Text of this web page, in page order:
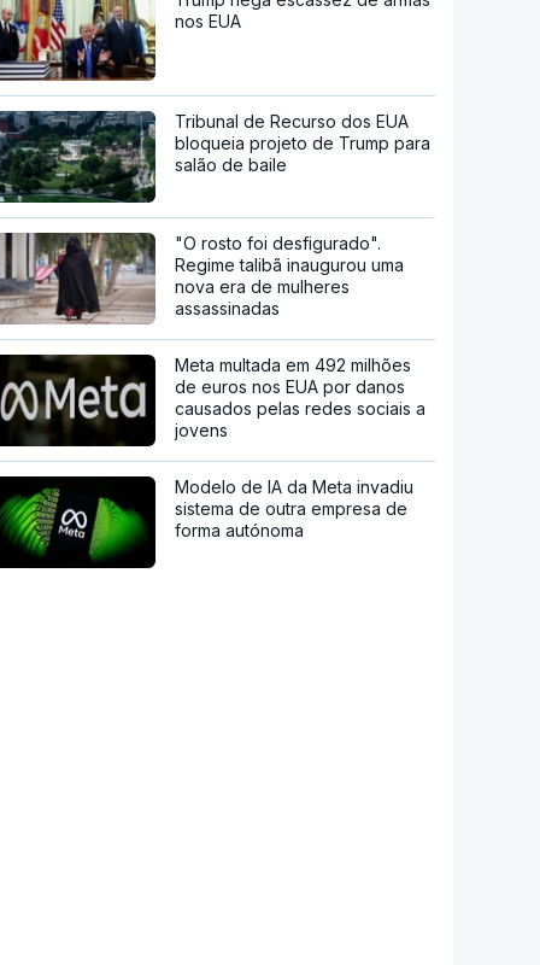
nos EUA
Tribunal de Recurso dos EUA
bloqueia projeto de Trump para
salão de baile
"O rosto foi desfigurado".
Regime talibã inaugurou uma
nova era de mulheres
assassinadas
Meta multada em 492 milhões
de euros nos EUA por danos
causados pelas redes sociais a
jovens
Modelo de IA da Meta invadiu
sistema de outra empresa de
forma autónoma